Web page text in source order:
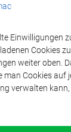
Einwilligungen
Cookies
weiter oben.
man Cookies auf
verwalten kann,